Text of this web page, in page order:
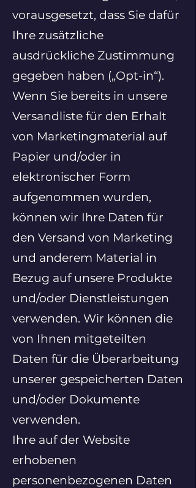
vorausgesetzt, dass Sie dafür
Ihre zusätzliche
ausdrückliche Zustimmung
gegeben haben („Opt-in“).
Wenn Sie bereits in unsere
Versandliste für den Erhalt
von Marketingmaterial auf
Papier und/oder in
elektronischer Form
aufgenommen wurden,
können wir Ihre Daten für
den Versand von Marketing
und anderem Material in
Bezug auf unsere Produkte
und/oder Dienstleistungen
verwenden. Wir können die
von Ihnen mitgeteilten
Daten für die Überarbeitung
unserer gespeicherten Daten
und/oder Dokumente
verwenden.
Ihre auf der Website
erhobenen
personenbezogenen Daten